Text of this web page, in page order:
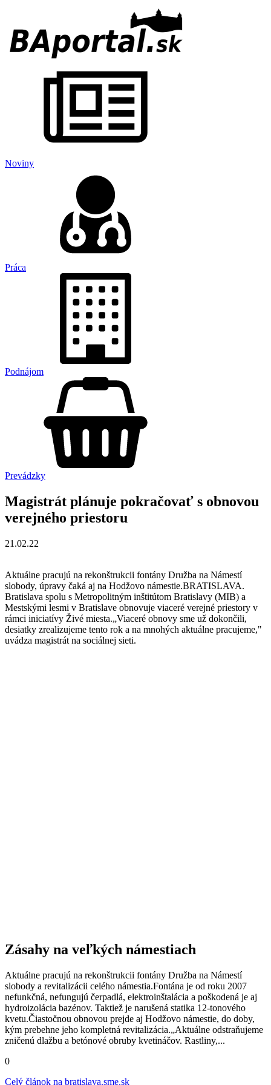
Noviny
Práca
Podnájom
Prevádzky
Magistrát plánuje pokračovať s obnovou
verejného priestoru
21.02.22
Aktuálne pracujú na rekonštrukcii fontány Družba na Námestí
slobody, úpravy čaká aj na Hodžovo námestie.BRATISLAVA.
Bratislava spolu s Metropolitným inštitútom Bratislavy (MIB) a
Mestskými lesmi v Bratislave obnovuje viaceré verejné priestory v
rámci iniciatívy Živé miesta.„Viaceré obnovy sme už dokončili,
desiatky zrealizujeme tento rok a na mnohých aktuálne pracujeme,"
uvádza magistrát na sociálnej sieti.
Zásahy na veľkých námestiach
Aktuálne pracujú na rekonštrukcii fontány Družba na Námestí
slobody a revitalizácii celého námestia.Fontána je od roku 2007
nefunkčná, nefungujú čerpadlá, elektroinštalácia a poškodená je aj
hydroizolácia bazénov. Taktiež je narušená statika 12-tonového
kvetu.Čiastočnou obnovou prejde aj Hodžovo námestie, do doby,
kým prebehne jeho kompletná revitalizácia.„Aktuálne odstraňujeme
zničenú dlažbu a betónové obruby kvetináčov. Rastliny,...
0
Celý článok na bratislava.sme.sk